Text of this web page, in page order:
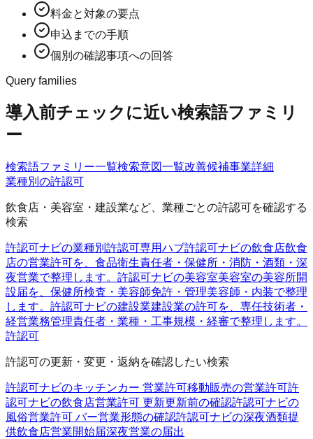
料金と対象の要点
申込までの手順
個別の確認事項への回答
Query families
導入前チェックに近い検索語ファミリ
ー
検索語ファミリー一覧検索意図一覧改善候補事業詳細
業種別の許認可
飲食店・美容室・建設業など、業種ごとの許認可を確認する
検索
許認可ナビの業種別許認可専用ハブ許認可ナビの飲食店飲食
店の営業許可を、食品衛生責任者・保健所・消防・酒類・深
夜営業で整理します。 許認可ナビの美容室美容室の美容所開
設届を、保健所検査・美容師免許・管理美容師・内装で整理
します。 許認可ナビの建設業建設業の許可を、専任技術者・
経営業務管理責任者・業種・工事規模・経審で整理します。
許認可
許認可の更新・変更・返納を確認したい検索
許認可ナビのキッチンカー 営業許可移動販売の営業許可許
認可ナビの飲食店営業許可 更新更新前の確認許認可ナビの
風俗営業許可 バー営業形態の確認許認可ナビの深夜酒類提
供飲食店営業開始届深夜営業の届出